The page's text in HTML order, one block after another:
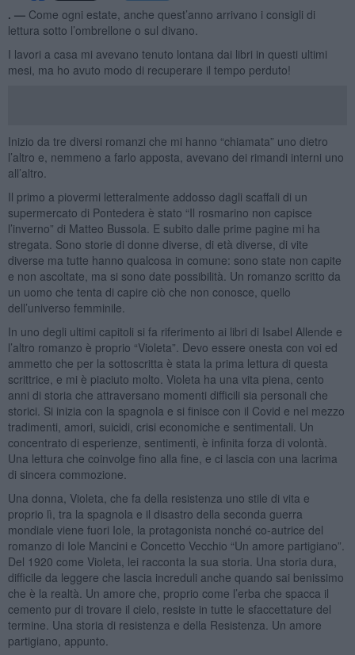
. — Come ogni estate, anche quest’anno arrivano i consigli di
lettura sotto l’ombrellone o sul divano.
I lavori a casa mi avevano tenuto lontana dai libri in questi ultimi
mesi, ma ho avuto modo di recuperare il tempo perduto!
Inizio da tre diversi romanzi che mi hanno “chiamata” uno dietro
l’altro e, nemmeno a farlo apposta, avevano dei rimandi interni uno
all’altro.
Il primo a piovermi letteralmente addosso dagli scaffali di un
supermercato di Pontedera è stato “Il rosmarino non capisce
l’inverno” di Matteo Bussola. E subito dalle prime pagine mi ha
stregata. Sono storie di donne diverse, di età diverse, di vite
diverse ma tutte hanno qualcosa in comune: sono state non capite
e non ascoltate, ma si sono date possibilità. Un romanzo scritto da
un uomo che tenta di capire ciò che non conosce, quello
dell’universo femminile.
In uno degli ultimi capitoli si fa riferimento ai libri di Isabel Allende e
l’altro romanzo è proprio “Violeta”. Devo essere onesta con voi ed
ammetto che per la sottoscritta è stata la prima lettura di questa
scrittrice, e mi è piaciuto molto. Violeta ha una vita piena, cento
anni di storia che attraversano momenti difficili sia personali che
storici. Si inizia con la spagnola e si finisce con il Covid e nel mezzo
tradimenti, amori, suicidi, crisi economiche e sentimentali. Un
concentrato di esperienze, sentimenti, è infinita forza di volontà.
Una lettura che coinvolge fino alla fine, e ci lascia con una lacrima
di sincera commozione.
Una donna, Violeta, che fa della resistenza uno stile di vita e
proprio lì, tra la spagnola e il disastro della seconda guerra
mondiale viene fuori Iole, la protagonista nonché co-autrice del
romanzo di Iole Mancini e Concetto Vecchio “Un amore partigiano”.
Del 1920 come Violeta, lei racconta la sua storia. Una storia dura,
difficile da leggere che lascia increduli anche quando sai benissimo
che è la realtà. Un amore che, proprio come l’erba che spacca il
cemento pur di trovare il cielo, resiste in tutte le sfaccettature del
termine. Una storia di resistenza e della Resistenza. Un amore
partigiano, appunto.